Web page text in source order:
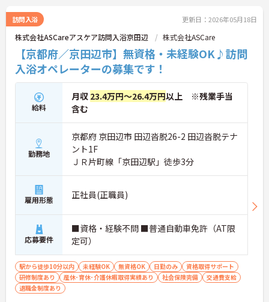
の職場です。介護経験を活かしたい方、福祉の資格
をお持ちの方、安定した法人でキャリアを築きたい
方におすすめです。
★おすすめPOINT★
・生活支援員からスタートし、サービス管理責任者
やエリアマネージャーへと続く明確なステップアッ
プの道筋が用意されています。急成長中の企業であ
るためポストも豊富にあり、専門性を高めながらマ
ネジメント職への挑戦も視野に入れていただけま
・年間休日114日、残業月平均10時間程度という就
業環境に加え、産前産後休暇や育児休暇制度がしっ
かりと整備されています。オンとオフの切り替えを
明確にし、心身ともに充実した状態で長くご活躍い
ただけます。
・グループホーム一棟あたりの入居者様20名定員を
常時2～4名のスタッフで支援、国基準を上回る人員
ポートが可能です。施設も専用設計で働きやすく、
ご自身の理想とする福祉を実践できる環境が整って
います。
訪問入浴 更新日：2026年05月18日
株式会社ASCareアスケア訪問入浴京田辺 株式会社ASCare
【京都府／京田辺市】無資格・未経験OK♪訪問
入浴オペレーターの募集です！
給料
月収 23.4万円～26.4万円以上 ※残業手当
含む
勤務地
京都府 京田辺市 田辺沓脱26-2 田辺沓脱テナ
ント1F
ＪＲ片町線「京田辺駅」徒歩3分
雇用形態 正社員(正職員)
応募要件
■資格・経験不問 ■普通自動車免許（AT限
定可）
駅から徒歩10分以内 未経験OK 無資格OK 日勤のみ
資格取得サポート
研修制度あり
産休･育休･介護休暇取得実績あり 社会保険完備
交通費支給
退職金制度あり